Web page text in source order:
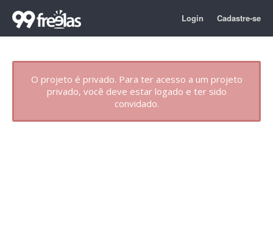
Login Cadastre-se
O projeto é privado. Para ter acesso a um projeto
privado, você deve estar logado e ter sido
convidado.